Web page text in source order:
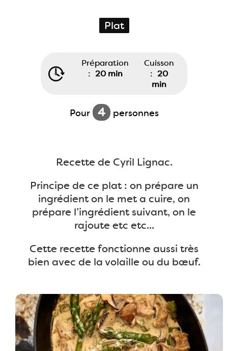
Plat
Préparation
: 20 min
Cuisson
: 20
min
Pour 4 personnes
Recette de Cyril Lignac.
Principe de ce plat : on prépare un
ingrédient on le met a cuire, on
prépare l’ingrédient suivant, on le
rajoute etc etc...
Cette recette fonctionne aussi très
bien avec de la volaille ou du bœuf.